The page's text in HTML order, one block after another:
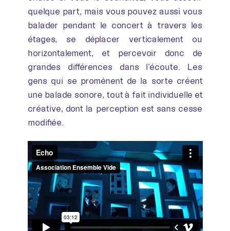
quelque part, mais vous pouvez aussi vous
balader pendant le concert à travers les
étages, se déplacer verticalement ou
horizontalement, et percevoir donc de
grandes différences dans l’écoute. Les
gens qui se promènent de la sorte créent
une balade sonore, tout à fait individuelle et
créative, dont la perception est sans cesse
modifiée.